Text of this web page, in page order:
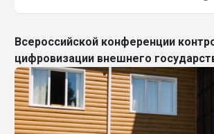
Всероссийской конференции
цифровизации внешнего